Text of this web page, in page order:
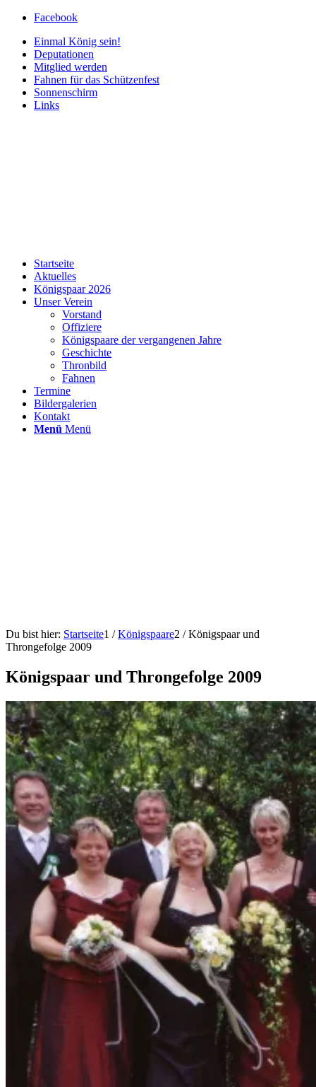
Facebook
Einmal König sein!
Deputationen
Mitglied werden
Fahnen für das Schützenfest
Sonnenschirm
Links
Startseite
Aktuelles
Königspaar 2026
Unser Verein
Vorstand
Offiziere
Königspaare der vergangenen Jahre
Geschichte
Thronbild
Fahnen
Termine
Bildergalerien
Kontakt
Menü Menü
Du bist hier: Startseite1 / Königspaare2 / Königspaar und
Throngefolge 2009
Königspaar und Throngefolge 2009